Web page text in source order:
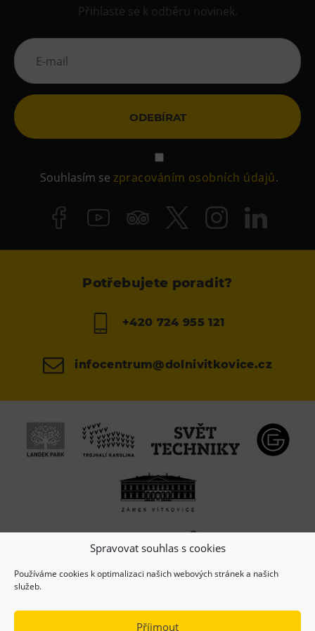
Spravovat souhlas s cookies
Používáme cookies k optimalizaci našich webových stránek a našich
služeb.
Příjmout
Přihlaste se k odběru novinek.
ODEBÍRAT
Souhlasím sezpracováním osobních údajů.
Potřebujete poradit?
+420 724 955 121
infocentrum@dolnivitkovice.cz